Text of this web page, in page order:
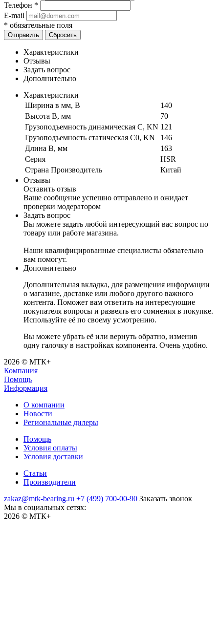
Телефон *
E-mail
* обязательные поля
Отправить Сбросить
Характеристики
Отзывы
Задать вопрос
Дополнительно
Характеристики
Ширина в мм, B
140
Высота B, мм
70
Грузоподъемность динамическая C, KN 121
Грузоподъемность статическая C0, KN
146
Длина B, мм
163
Серия
HSR
Страна Производитель
Китай
Отзывы
Оставить отзыв
Ваше сообщение успешно отправлено и ожидает
проверки модератором
Задать вопрос
Вы можете задать любой интересующий вас вопрос по
товару или работе магазина.
Наши квалифицированные специалисты обязательно
вам помогут.
Дополнительно
Дополнительная вкладка, для размещения информации
о магазине, доставке или любого другого важного
контента. Поможет вам ответить на интересующие
покупателя вопросы и развеять его сомнения в покупке.
Используйте её по своему усмотрению.
Вы можете убрать её или вернуть обратно, изменив
одну галочку в настройках компонента. Очень удобно.
2026 © МТК+
Компания
Помощь
Информация
О компании
Новости
Региональные дилеры
Помощь
Условия оплаты
Условия доставки
Статьи
Производители
zakaz@mtk-bearing.ru +7 (499) 700-00-90 Заказать звонок
Мы в социальных сетях:
2026 © МТК+